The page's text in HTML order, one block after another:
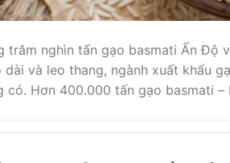
trăm nghìn tấn gạo basmati Ấn Độ
và leo thang, ngành xuất khẩu
có. Hơn 400.000 tấn gạo basmati